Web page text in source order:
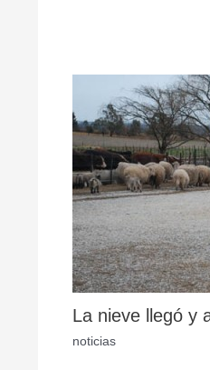
La nieve llegó y
noticias